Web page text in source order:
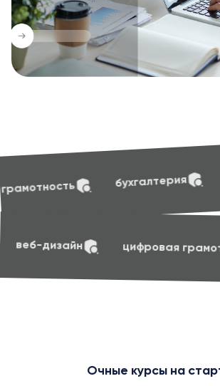
эффективные
soft skills маркетинг
Очные курсы на